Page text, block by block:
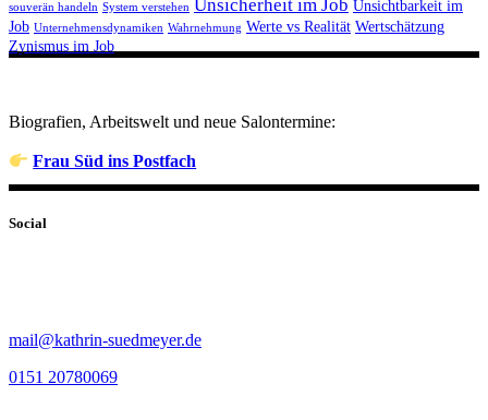
souverän handeln System verstehen Unsicherheit im Job Unsichtbarkeit im
Job Unternehmensdynamiken Wahrnehmung Werte vs Realität Wertschätzung
Zynismus im Job
Biografien, Arbeitswelt und neue Salontermine:
Frau Süd ins Postfach
Social
mail@kathrin-suedmeyer.de
0151 20780069